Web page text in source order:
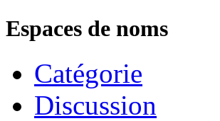
Espaces de noms
Catégorie
Discussion